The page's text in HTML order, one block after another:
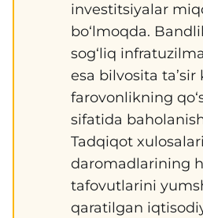
investitsiyalar
bo‘lmoqda.
sog‘liq
esa bilvosita
farovonlikning
sifatida
Tadqiqot
daromadlarining
tafovutlarini
qaratilgan